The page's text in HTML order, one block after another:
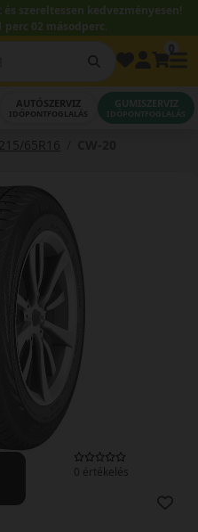
szereltessen kedvezményesen!
perc 02 másodperc.
AUTÓSZERVIZ
IDŐPONTFOGLALÁS
GUMISZERVIZ
IDŐPONTFOGLALÁS
215/65R16
0 értékelés